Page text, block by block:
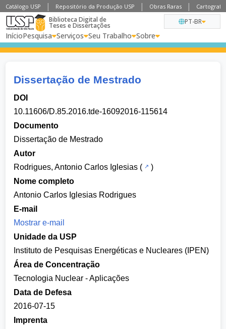
Catálogo USP Repositório da Produção USP Obras Raras
Biblioteca Digital de
Teses e Dissertações
InícioPesquisa Serviços Seu Trabalho Sobre
PT-BR
Dissertação de Mestrado
DOI
10.11606/D.85.2016.tde-16092016-115614
Documento
Dissertação de Mestrado
Autor
Rodrigues, Antonio Carlos Iglesias (
)
Nome completo
Antonio Carlos Iglesias Rodrigues
E-mail
Mostrar e-mail
Unidade da USP
Instituto de Pesquisas Energéticas e Nucleares (IPEN)
Área de Concentração
Tecnologia Nuclear - Aplicações
Data de Defesa
2016-07-15
Imprenta